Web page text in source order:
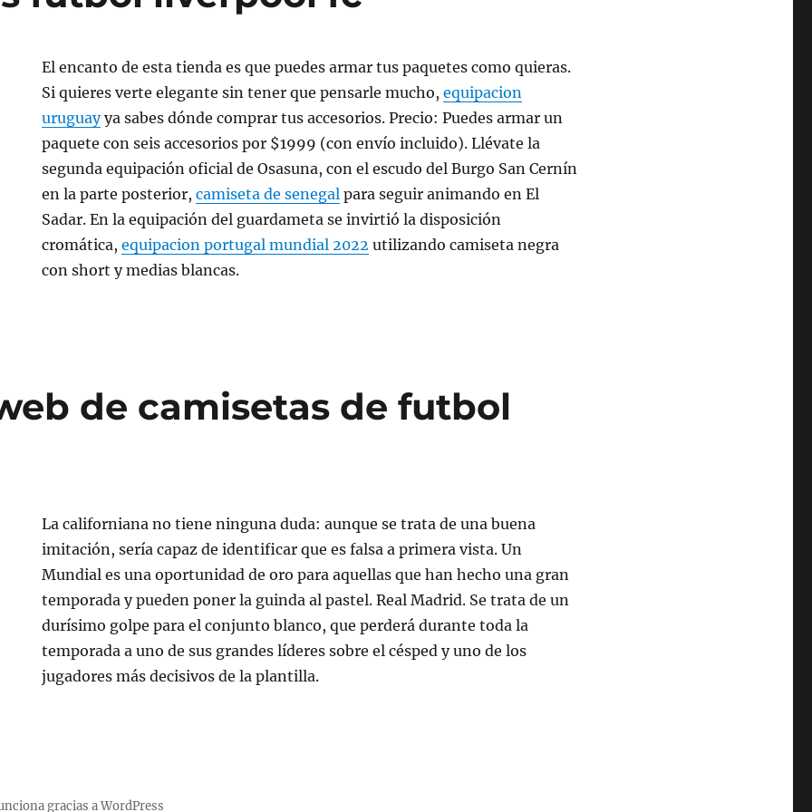
El encanto de esta tienda es que puedes armar tus paquetes como quieras.
Si quieres verte elegante sin tener que pensarle mucho,equipacion
uruguayya sabes dónde comprar tus accesorios. Precio: Puedes armar un
paquete con seis accesorios por $1999 (con envío incluido). Llévate la
segunda equipación oficial de Osasuna, con el escudo del Burgo San Cernín
en la parte posterior,camiseta de senegal para seguir animando en El
Sadar. En la equipación del guardameta se invirtió la disposición
cromática,equipacion portugal mundial 2022 utilizando camiseta negra
con short y medias blancas.
de camisetas de futbol
La californiana no tiene ninguna duda: aunque se trata de una buena
imitación, sería capaz de identificar que es falsa a primera vista. Un
Mundial es una oportunidad de oro para aquellas que han hecho una gran
temporada y pueden poner la guinda al pastel. Real Madrid. Se trata de un
durísimo golpe para el conjunto blanco, que perderá durante toda la
temporada a uno de sus grandes líderes sobre el césped y uno de los
jugadores más decisivos de la plantilla.
gracias a WordPress